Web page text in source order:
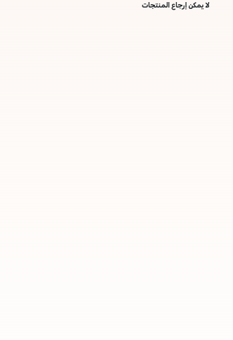
لا يمكن إرجاع المنتجات